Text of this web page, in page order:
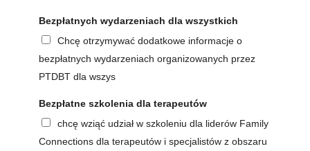
Bezpłatnych wydarzeniach dla wszystkich
Chcę otrzymywać dodatkowe informacje o
bezpłatnych wydarzeniach organizowanych przez
PTDBT dla wszys
Bezpłatne szkolenia dla terapeutów
chcę wziąć udział w szkoleniu dla liderów Family
Connections dla terapeutów i specjalistów z obszaru